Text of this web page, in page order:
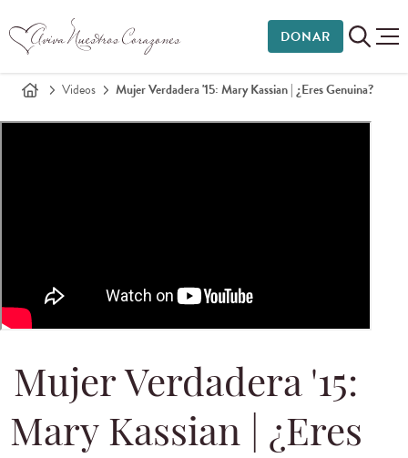
DONAR
Videos Mujer Verdadera '15: Mary Kassian | ¿Eres Genuina?
Mujer Verdadera '15:
Mary Kassian | ¿Eres